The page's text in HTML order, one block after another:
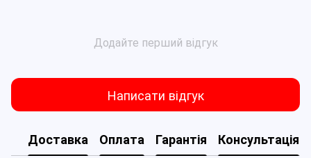
Додайте перший відгук
Написати відгук
Доставка Оплата Гарантія Консультація